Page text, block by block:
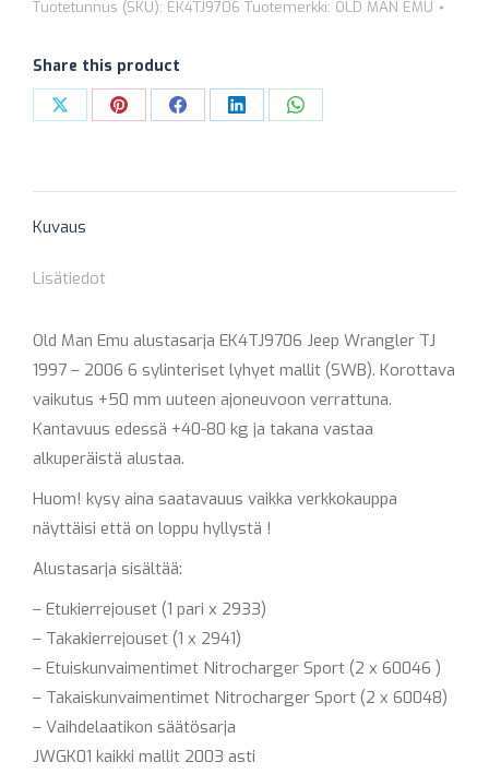
EK4TJ9706
MM
(ETU
HD
Tuotetunnus (SKU): EK4TJ9706 Tuotemerkki: OLD MAN EMU
Share this product
Share Share Share Share Share
Kuvaus
Lisätiedot
Old Man Emu alustasarja EK4TJ9706 Jeep Wrangler TJ
1997 – 2006 6 sylinteriset lyhyet mallit (SWB). Korottava
vaikutus +50 mm uuteen ajoneuvoon verrattuna.
Kantavuus edessä +40-80 kg ja takana vastaa
alkuperäistä alustaa.
Huom! kysy aina saatavauus vaikka verkkokauppa
näyttäisi että on loppu hyllystä !
Alustasarja sisältää:
– Etukierrejouset (1 pari x 2933)
– Takakierrejouset (1 x 2941)
– Etuiskunvaimentimet Nitrocharger Sport (2 x 60046 )
– Takaiskunvaimentimet Nitrocharger Sport (2 x 60048)
– Vaihdelaatikon säätösarja
JWGK01 kaikki mallit 2003 asti